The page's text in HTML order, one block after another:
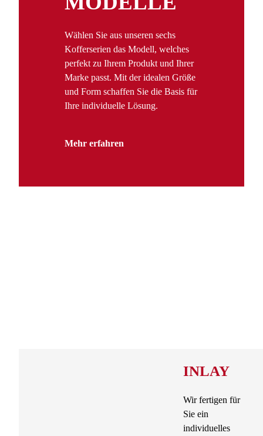
Wählen Sie aus unseren sechs
Kofferserien das Modell, welches
perfekt zu Ihrem Produkt und Ihrer
Marke passt. Mit der idealen Größe
und Form schaffen Sie die Basis für
Ihre individuelle Lösung.
Mehr erfahren
INLAY
Wir fertigen für
Sie ein
individuelles